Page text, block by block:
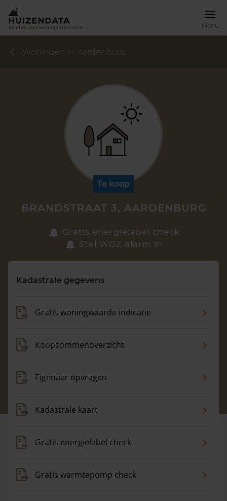
Menu
Zoek een woning
Maandag t/m vrijdag - 08:00 -18:00
Woningen in Aardenburg
Te koop
BRANDSTRAAT 3, AARDENBURG
Gratis energielabel check
Stel WOZ alarm in
Kadastrale gegevens
Gratis woningwaarde indicatie
Koopsommenoverzicht
Eigenaar opvragen
Kadastrale kaart
Gratis energielabel check
Gratis warmtepomp check